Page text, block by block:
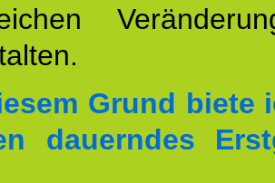
Grund biete
dauerndes